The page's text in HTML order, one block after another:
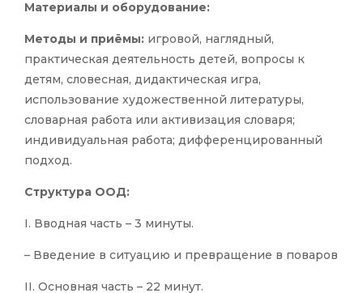
Материалы и оборудование:
Методы и приёмы: игровой, наглядный,
практическая деятельность детей, вопросы к
детям, словесная, дидактическая игра,
использование художественной литературы,
словарная работа или активизация словаря;
индивидуальная работа; дифференцированный
подход.
Структура ООД:
I. Вводная часть – 3 минуты.
– Введение в ситуацию и превращение в поваров
II. Основная часть – 22 минут.